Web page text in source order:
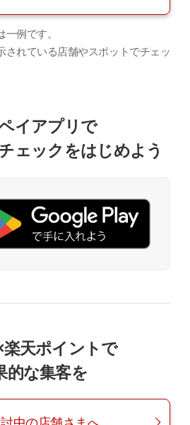
例です。
れている店舗やスポットでチェッ
イアプリで
ェックをはじめよう
天ポイントで
的な集客を